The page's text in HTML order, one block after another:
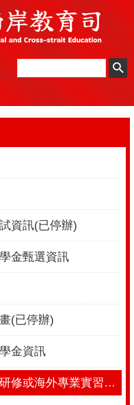
資訊(已停辦)
金甄選資訊
(已停辦)
金資訊
業實習計畫(學海計畫系列)